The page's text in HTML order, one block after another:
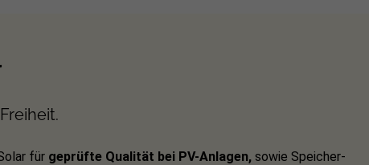
für geprüfte Qualität bei PV-Anlagen, sowie Speicher-